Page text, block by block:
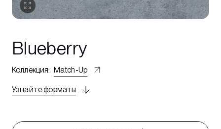
Blueberry
Коллекция: Match-Up
Узнайте форматы